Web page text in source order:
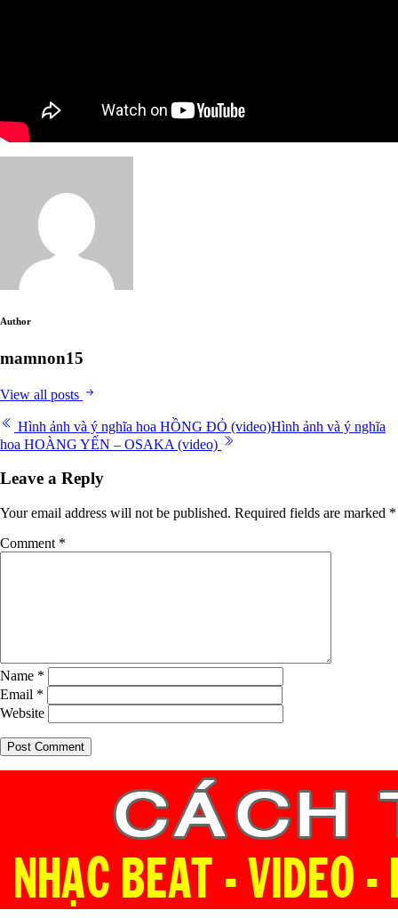
Author
mamnon15
View all posts
Post
navigation
Hình ảnh và ý nghĩa hoa HỒNG ĐỎ (video)Hình ảnh và ý nghĩa
hoa HOÀNG YẾN – OSAKA (video)
Leave a Reply
Your email address will not be published. Required fields are marked *
Comment *
Name *
Email *
Website